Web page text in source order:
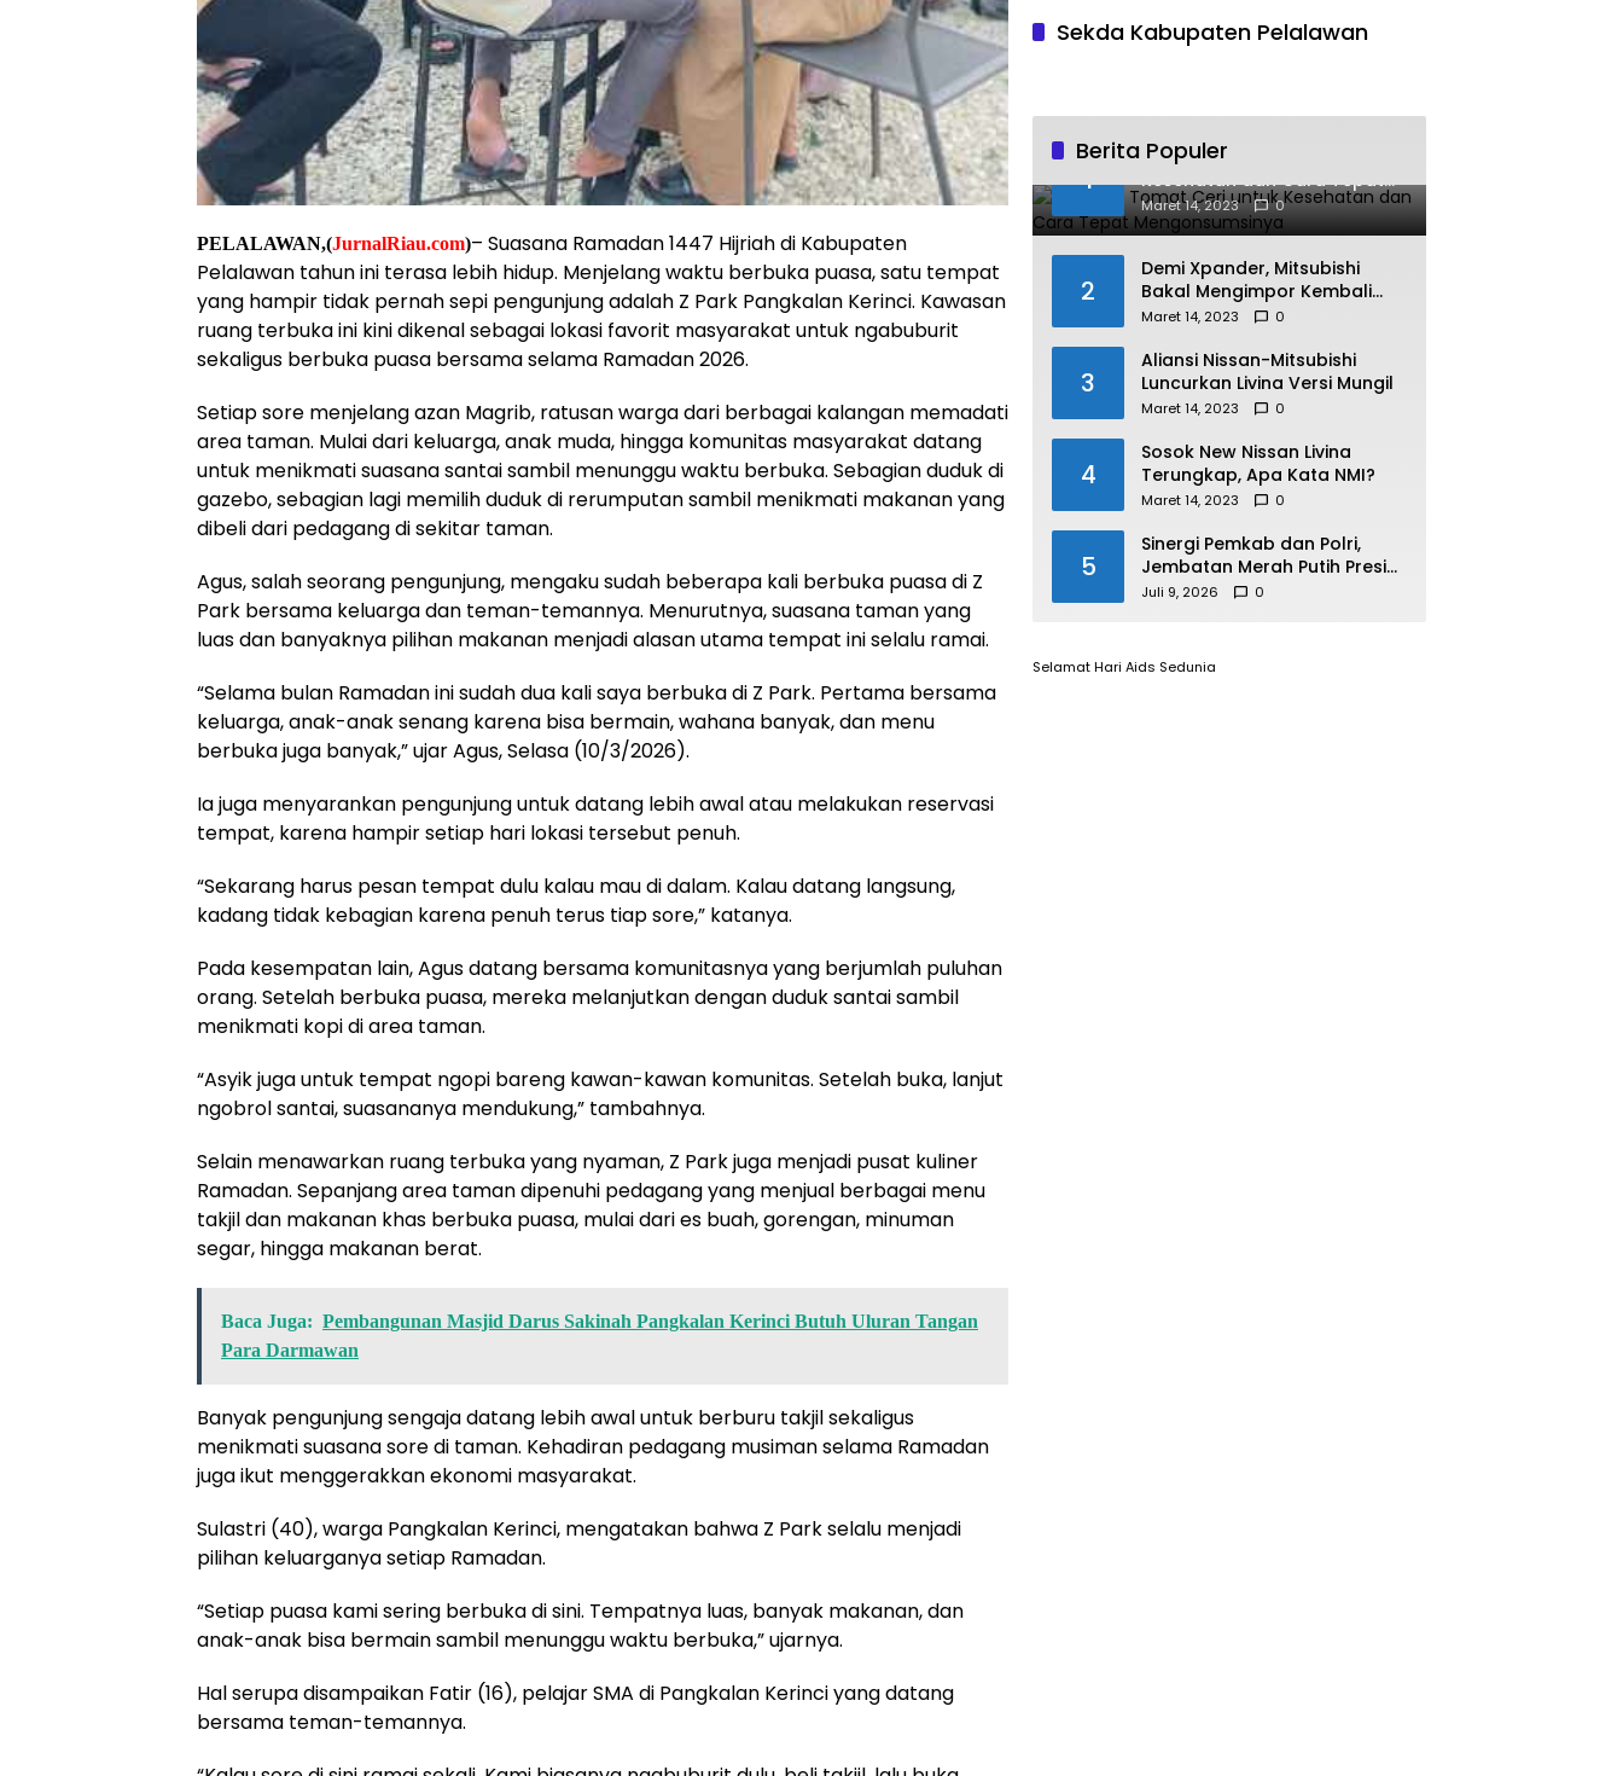
PELALAWAN,(JurnalRiau.com)– Suasana Ramadan 1447 Hijriah di Kabupaten
Pelalawan tahun ini terasa lebih hidup. Menjelang waktu berbuka puasa, satu tempat
yang hampir tidak pernah sepi pengunjung adalah Z Park Pangkalan Kerinci. Kawasan
ruang terbuka ini kini dikenal sebagai lokasi favorit masyarakat untuk ngabuburit
sekaligus berbuka puasa bersama selama Ramadan 2026.
Setiap sore menjelang azan Magrib, ratusan warga dari berbagai kalangan memadati
area taman. Mulai dari keluarga, anak muda, hingga komunitas masyarakat datang
untuk menikmati suasana santai sambil menunggu waktu berbuka. Sebagian duduk di
gazebo, sebagian lagi memilih duduk di rerumputan sambil menikmati makanan yang
dibeli dari pedagang di sekitar taman.
Agus, salah seorang pengunjung, mengaku sudah beberapa kali berbuka puasa di Z
Park bersama keluarga dan teman-temannya. Menurutnya, suasana taman yang
luas dan banyaknya pilihan makanan menjadi alasan utama tempat ini selalu ramai.
“Selama bulan Ramadan ini sudah dua kali saya berbuka di Z Park. Pertama bersama
keluarga, anak-anak senang karena bisa bermain, wahana banyak, dan menu
berbuka juga banyak,” ujar Agus, Selasa (10/3/2026).
Ia juga menyarankan pengunjung untuk datang lebih awal atau melakukan reservasi
tempat, karena hampir setiap hari lokasi tersebut penuh.
“Sekarang harus pesan tempat dulu kalau mau di dalam. Kalau datang langsung,
kadang tidak kebagian karena penuh terus tiap sore,” katanya.
Pada kesempatan lain, Agus datang bersama komunitasnya yang berjumlah puluhan
orang. Setelah berbuka puasa, mereka melanjutkan dengan duduk santai sambil
menikmati kopi di area taman.
“Asyik juga untuk tempat ngopi bareng kawan-kawan komunitas. Setelah buka, lanjut
ngobrol santai, suasananya mendukung,” tambahnya.
Selain menawarkan ruang terbuka yang nyaman, Z Park juga menjadi pusat kuliner
Ramadan. Sepanjang area taman dipenuhi pedagang yang menjual berbagai menu
takjil dan makanan khas berbuka puasa, mulai dari es buah, gorengan, minuman
segar, hingga makanan berat.
Baca Juga: Pembangunan Masjid Darus Sakinah Pangkalan Kerinci Butuh Uluran Tangan
Para Darmawan
Banyak pengunjung sengaja datang lebih awal untuk berburu takjil sekaligus
menikmati suasana sore di taman. Kehadiran pedagang musiman selama Ramadan
juga ikut menggerakkan ekonomi masyarakat.
Sulastri (40), warga Pangkalan Kerinci, mengatakan bahwa Z Park selalu menjadi
pilihan keluarganya setiap Ramadan.
“Setiap puasa kami sering berbuka di sini. Tempatnya luas, banyak makanan, dan
anak-anak bisa bermain sambil menunggu waktu berbuka,” ujarnya.
Hal serupa disampaikan Fatir (16), pelajar SMA di Pangkalan Kerinci yang datang
bersama teman-temannya.
Sekda Kabupaten Pelalawan
Berita Populer
1
Manfaat Tomat Ceri untuk
Kesehatan dan Cara Tepat
Mengonsumsinya
Maret 14, 2023 0
2
Demi Xpander, Mitsubishi
Bakal Mengimpor Kembali
Pajero Sport
Maret 14, 2023 0
3
Aliansi Nissan-Mitsubishi
Luncurkan Livina Versi Mungil
Maret 14, 2023 0
4
Sosok New Nissan Livina
Terungkap, Apa Kata NMI?
Maret 14, 2023 0
5
Sinergi Pemkab dan Polri,
Jembatan Merah Putih Presisi
Resmi Dibuka untuk
Juli 9, 2026 0
Selamat Hari Aids Sedunia